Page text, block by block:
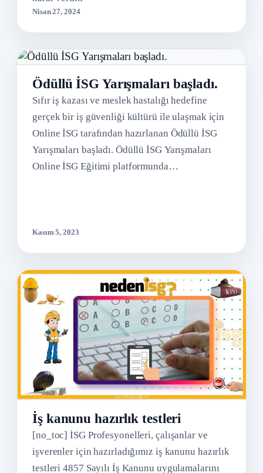
Nisan 27, 2024
Ödüllü İSG Yarışmaları başladı.
Sıfır iş kazası ve meslek hastalığı hedefine
gerçek bir iş güvenliği kültürü ile ulaşmak için
Online İSG tarafından hazırlanan Ödüllü İSG
Yarışmaları başladı. Ödüllü İSG Yarışmaları
Online İSG Eğitimi platformunda…
Kasım 5, 2023
İş kanunu hazırlık testleri
[no_toc] İSG Profesyonelleri, çalışanlar ve
işverenler için hazırladığımız iş kanunu hazırlık
testleri 4857 Sayılı İş Kanunu uygulamalarını